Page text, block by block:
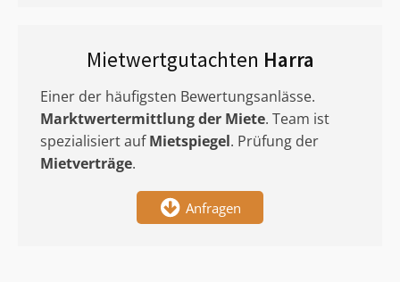
Mietwertgutachten Harra
Einer der häufigsten Bewertungsanlässe.
Marktwertermittlungder Miete. Team ist
spezialisiert aufMietspiegel. Prüfung der
Mietverträge.
Anfragen